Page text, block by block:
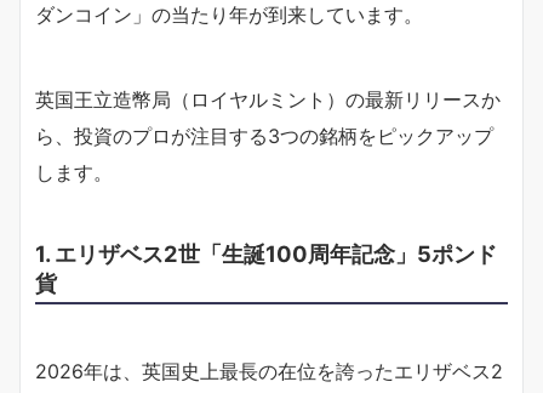
ダンコイン」の当たり年が到来しています。
英国王立造幣局（ロイヤルミント）の最新リリースか
ら、投資のプロが注目する3つの銘柄をピックアップ
します。
1. エリザベス2世「生誕100周年記念」5ポンド
貨
2026年は、英国史上最長の在位を誇ったエリザベス2